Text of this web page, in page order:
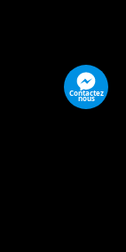
Contactez
nous